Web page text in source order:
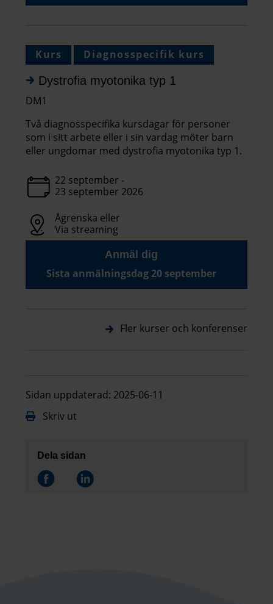
Kurs
Diagnosspecifik kurs
Dystrofia myotonika typ 1
DM1
Två diagnosspecifika kursdagar för personer
som i sitt arbete eller i sin vardag möter barn
eller ungdomar med dystrofia myotonika typ 1.
22 september -
23 september 2026
Ågrenska eller
Via streaming
Anmäl dig
Sista anmälningsdag 20 september
Fler kurser och konferenser
Sidan uppdaterad: 2025-06-11
Skriv ut
Dela sidan
Dela på